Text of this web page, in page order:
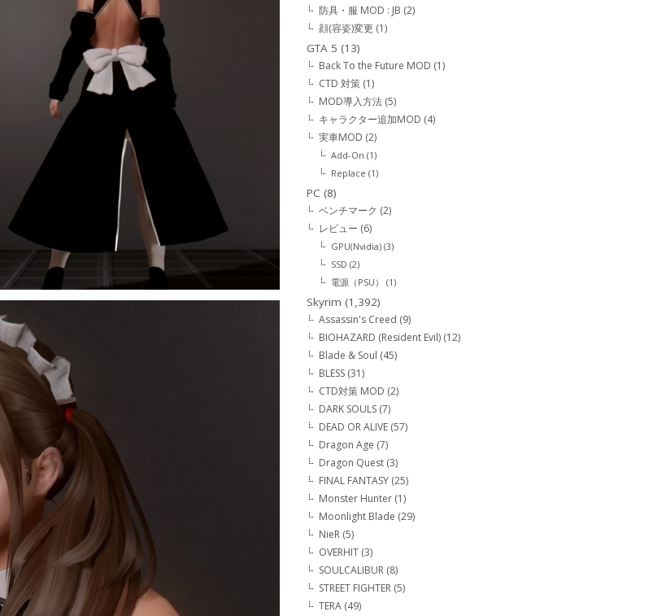
防具・服 MOD : JB (2)
顔(容姿)変更 (1)
GTA 5 (13)
Back To the Future MOD (1)
CTD 対策 (1)
MOD導入方法 (5)
キャラクター追加MOD (4)
実車MOD (2)
Add-On (1)
Replace (1)
PC (8)
ベンチマーク (2)
レビュー (6)
GPU(Nvidia) (3)
SSD (2)
電源（PSU）
(1)
Skyrim (1,392)
Assassin's Creed (9)
BIOHAZARD (Resident Evil) (12)
Blade & Soul (45)
BLESS (31)
CTD対策 MOD (2)
DARK SOULS (7)
DEAD OR ALIVE (57)
Dragon Age (7)
Dragon Quest (3)
FINAL FANTASY (25)
Monster Hunter (1)
Moonlight Blade (29)
NieR (5)
OVERHIT (3)
SOULCALIBUR (8)
STREET FIGHTER (5)
TERA (49)